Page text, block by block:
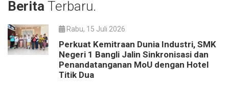
Berita Terbaru.
Rabu, 15 Juli 2026
Perkuat Kemitraan Dunia Industri, SMK
Negeri 1 Bangli Jalin Sinkronisasi dan
Penandatanganan MoU dengan Hotel
Titik Dua